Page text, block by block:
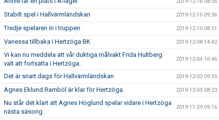
2019-12-16 08:56
Stabilt spel i Hallvärmländskan 2019-12-15 09:36
Tredje spelaren in i truppen 2019-12-10 08:51
Vanessa tillbaka i Hertzöga BK 2019-12-08 14:42
Vi kan nu meddela att vår duktiga målvakt Frida Hultberg
valt att fortsätta i Hertzöga.
2019-12-04 16:46
Det är snart dags för Hallvärmländskan 2019-12-03 09:55
Agnes Eklund Ramböl är klar för Hertzöga. 2019-12-03 08:23
Nu står det klart att Agnes Höglund spelar vidare i Hertzöga
nästa säsong.
2019-11-29 09:16